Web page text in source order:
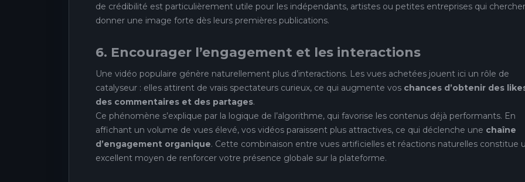
de crédibilité est particulièrement utile pour les indépendants, artistes ou petites entreprises qui
donner une image forte dès leurs premières publications.
6. Encourager l’engagement et les interactions
Une vidéo populaire génère naturellement plus d’interactions. Les vues achetées jouent ici un rôle de
catalyseur : elles attirent de vrais spectateurs curieux, ce qui augmente vos chances d’obtenir des
des commentaires et des partages.
Ce phénomène s’explique par la logique de l’algorithme, qui favorise les contenus déjà performants. En
affichant un volume de vues élevé, vos vidéos paraissent plus attractives, ce qui déclenche une chaîne
d’engagement organique. Cette combinaison entre vues artificielles et réactions naturelles constitue
excellent moyen de renforcer votre présence globale sur la plateforme.